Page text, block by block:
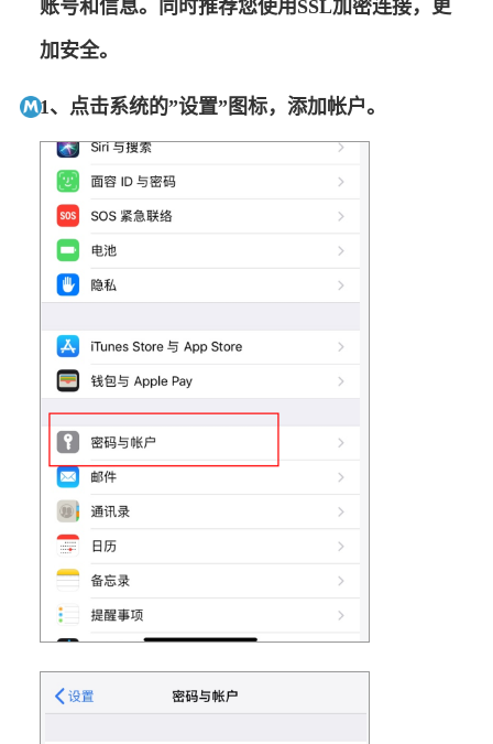
账号和信息。同时推荐您使用SSL加密连接，更
加安全。
1、点击系统的”设置”图标，添加帐户。